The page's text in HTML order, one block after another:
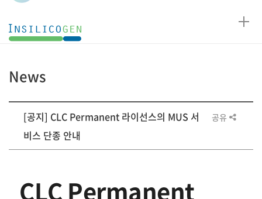
인
실
리
젠
News
게
상
[공지] CLC Permanent 라이선스의 MUS 서
비스 단종 안내
공유